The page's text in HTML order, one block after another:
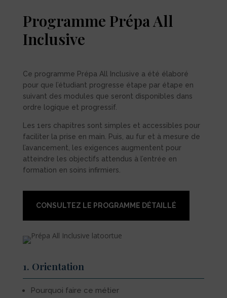
Programme Prépa All
Inclusive
Ce programme Prépa All Inclusive a été élaboré
pour que l’étudiant progresse étape par étape en
suivant des modules que seront disponibles dans
ordre logique et progressif.
Les 1ers chapitres sont simples et accessibles pour
faciliter la prise en main. Puis, au fur et à mesure de
l’avancement, les exigences augmentent pour
atteindre les objectifs attendus à l’entrée en
formation en soins infirmiers.
CONSULTEZ LE PROGRAMME DÉTAILLÉ
1. Orientation
Pourquoi faire ce métier